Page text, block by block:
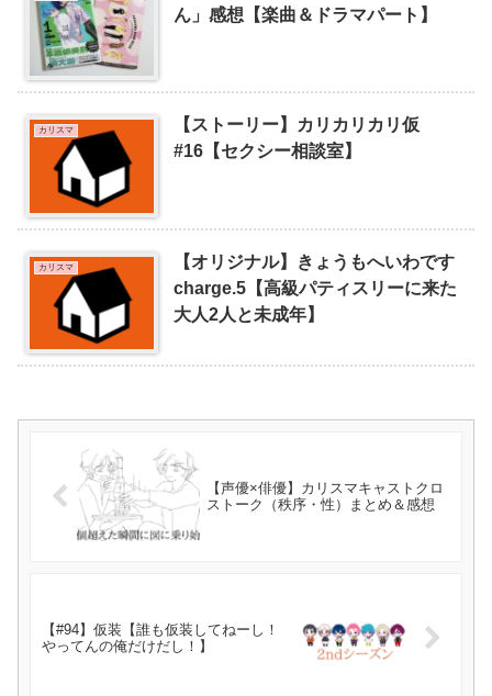
ん」感想【楽曲＆ドラマパート】
カリスマ
【ストーリー】カリカリカリ仮
#16【セクシー相談室】
カリスマ
【オリジナル】きょうもへいわです
charge.5【高級パティスリーに来た
大人2人と未成年】
【声優×俳優】カリスマキャストクロ
ストーク（秩序・性）まとめ＆感想
【#94】仮装【誰も仮装してねーし！
やってんの俺だけだし！】